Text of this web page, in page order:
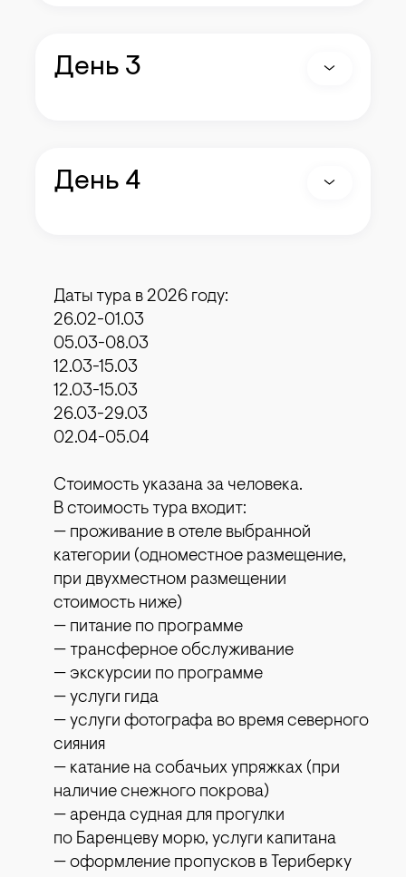
День 3
День 4
Даты тура в 2026 году:
26.02-01.03
05.03-08.03
12.03-15.03
12.03-15.03
26.03-29.03
02.04-05.04
Стоимость указана за человека.
В стоимость тура входит:
— проживание в отеле выбранной
категории (одноместное размещение,
при двухместном размещении
стоимость ниже)
— питание по программе
— трансферное обслуживание
— экскурсии по программе
— услуги гида
— услуги фотографа во время северного
сияния
— катание на собачьих упряжках (при
наличие снежного покрова)
— аренда судная для прогулки
по Баренцеву морю, услуги капитана
— оформление пропусков в Териберку